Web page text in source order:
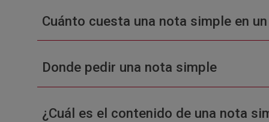
Cuánto cuesta una nota simple en
Donde pedir una nota simple
¿Cuál es el contenido de una nota